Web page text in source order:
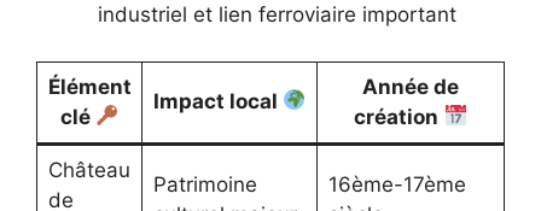
industriel et lien ferroviaire important
Élément
clé
Impact local
Année de
création
Château
de
Patrimoine
16ème-17ème